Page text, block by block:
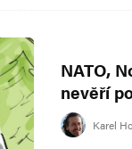
NATO,
nevěří
Karel